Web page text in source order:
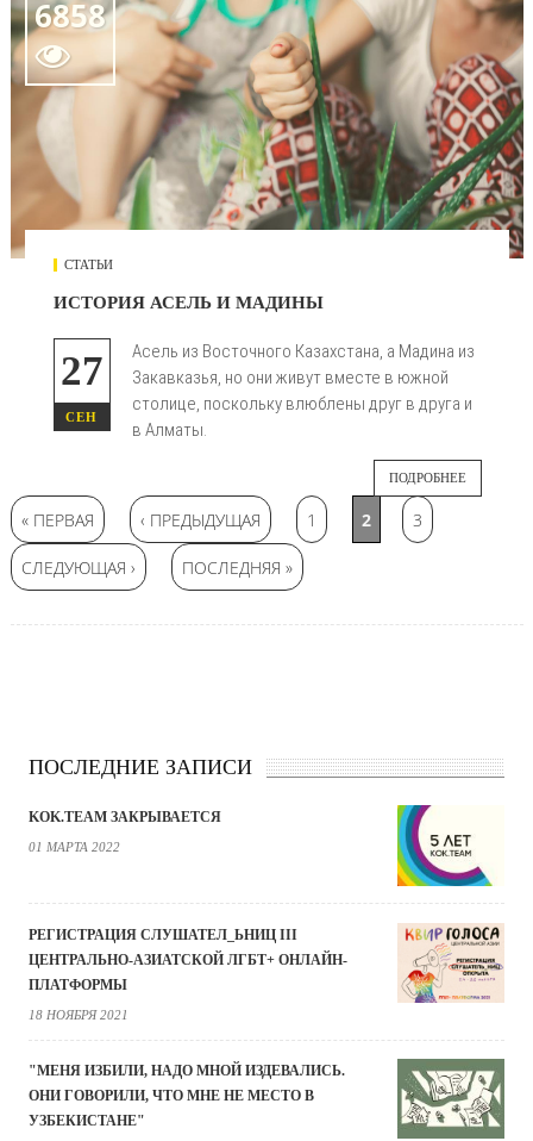
6858

СТАТЬИ
ИСТОРИЯ АСЕЛЬ И МАДИНЫ
27
СЕН
Асель из Восточного Казахстана, а Мадина из
Закавказья, но они живут вместе в южной
столице, поскольку влюблены друг в друга и
в Алматы.
ПОДРОБНЕЕ
Страницы
« ПЕРВАЯ ‹ ПРЕДЫДУЩАЯ 1 2 3
СЛЕДУЮЩАЯ › ПОСЛЕДНЯЯ »
ПОСЛЕДНИЕ ЗАПИСИ
KOK.TEAM ЗАКРЫВАЕТСЯ
01 МАРТА 2022
РЕГИСТРАЦИЯ СЛУШАТЕЛ_ЬНИЦ III
ЦЕНТРАЛЬНО-АЗИАТСКОЙ ЛГБТ+ ОНЛАЙН-
ПЛАТФОРМЫ
18 НОЯБРЯ 2021
"МЕНЯ ИЗБИЛИ, НАДО МНОЙ ИЗДЕВАЛИСЬ.
ОНИ ГОВОРИЛИ, ЧТО МНЕ НЕ МЕСТО В
УЗБЕКИСТАНЕ"